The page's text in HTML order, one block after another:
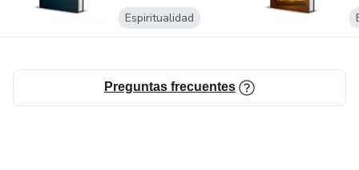
Espiritualidad
Preguntas frecuentes